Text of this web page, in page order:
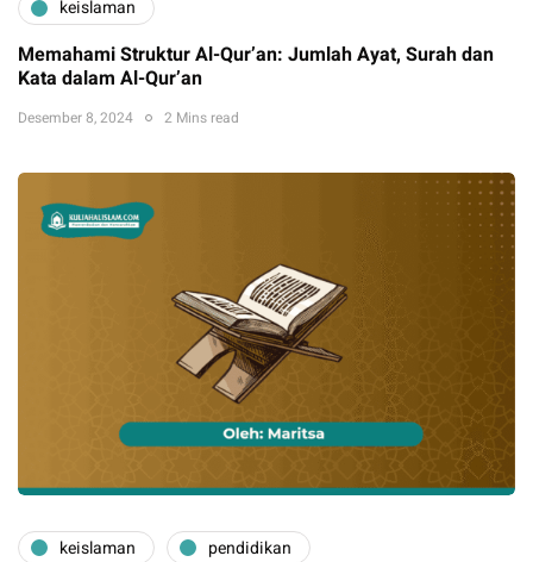
keislaman
Memahami Struktur Al-Qur’an: Jumlah Ayat, Surah dan
Kata dalam Al-Qur’an
Desember 8, 2024 2 Mins read
keislaman pendidikan